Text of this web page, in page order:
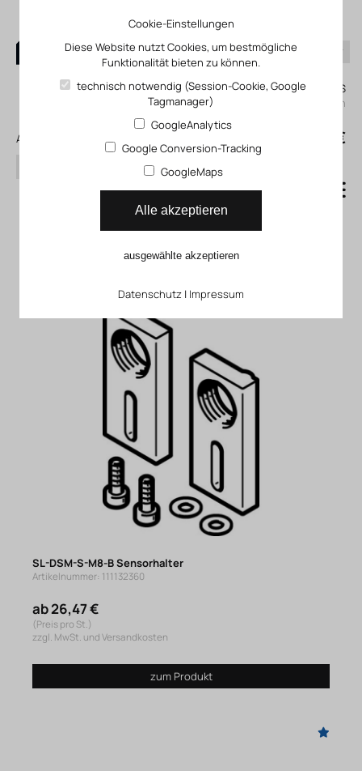
0
Mein KLEFINGHAUS
einloggen
Alle Produkte
Suchen
0,00 €
Befestigungselement
induktive Sensoren FP_01-
50-02
SL-DSM-S-M8-B Sensorhalter
Artikelnummer: 111132360
ab 26,47 €
(Preis pro St.)
zzgl. MwSt. und Versandkosten
zum Produkt
Cookie-Einstellungen
Diese Website nutzt Cookies, um bestmögliche
Funktionalität bieten zu können.
technisch notwendig (Session-Cookie, Google
Tagmanager)
GoogleAnalytics
Google Conversion-Tracking
GoogleMaps
Alle akzeptieren
ausgewählte akzeptieren
Datenschutz | Impressum